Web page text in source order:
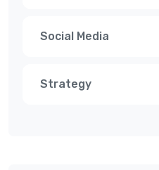
Social Media
Strategy